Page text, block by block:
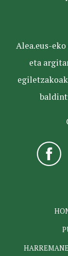
Alea.eus-
eta